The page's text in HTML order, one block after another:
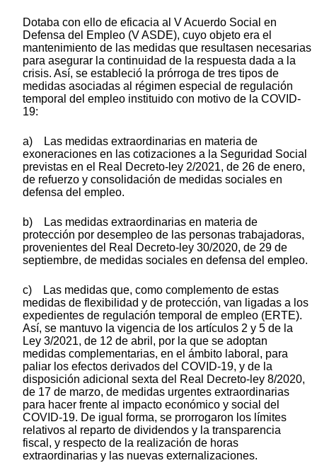
Dotaba con ello de eficacia al V Acuerdo Social en
Defensa del Empleo (V ASDE), cuyo objeto era el
mantenimiento de las medidas que resultasen necesarias
para asegurar la continuidad de la respuesta dada a la
crisis. Así, se estableció la prórroga de tres tipos de
medidas asociadas al régimen especial de regulación
temporal del empleo instituido con motivo de la COVID-
19:
a) Las medidas extraordinarias en materia de
exoneraciones en las cotizaciones a la Seguridad Social
previstas en el Real Decreto-ley 2/2021, de 26 de enero,
de refuerzo y consolidación de medidas sociales en
defensa del empleo.
b) Las medidas extraordinarias en materia de
protección por desempleo de las personas trabajadoras,
provenientes del Real Decreto-ley 30/2020, de 29 de
septiembre, de medidas sociales en defensa del empleo.
c) Las medidas que, como complemento de estas
medidas de flexibilidad y de protección, van ligadas a los
expedientes de regulación temporal de empleo (ERTE).
Así, se mantuvo la vigencia de los artículos 2 y 5 de la
Ley 3/2021, de 12 de abril, por la que se adoptan
medidas complementarias, en el ámbito laboral, para
paliar los efectos derivados del COVID-19, y de la
disposición adicional sexta del Real Decreto-ley 8/2020,
de 17 de marzo, de medidas urgentes extraordinarias
para hacer frente al impacto económico y social del
COVID-19. De igual forma, se prorrogaron los límites
relativos al reparto de dividendos y la transparencia
fiscal, y respecto de la realización de horas
extraordinarias y las nuevas externalizaciones.